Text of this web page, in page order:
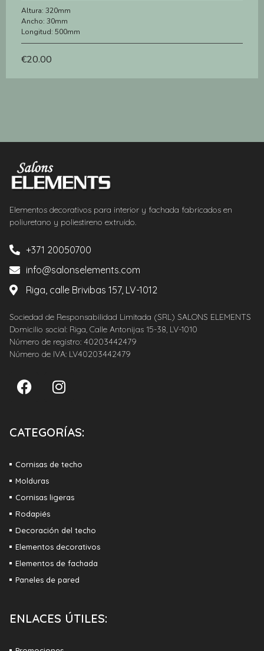
Altura: 320mm
Ancho: 30mm
Longitud: 500mm
€20.00
Elementos decorativos para interior y fachada fabricados en
poliuretano y poliestireno extruido.
+371 20050700
info@salonselements.com
Riga, calle Brivibas 157, LV-1012
Sociedad de Responsabilidad Limitada (SRL) SALONS ELEMENTS
Domicilio social: Riga, Calle Antonijas 15-38, LV-1010
Número de registro: 40203442479
Número de IVA: LV40203442479
CATEGORÍAS:
Cornisas de techo
Molduras
Cornisas ligeras
Rodapiés
Decoración del techo
Elementos decorativos
Elementos de fachada
Paneles de pared
ENLACES ÚTILES: